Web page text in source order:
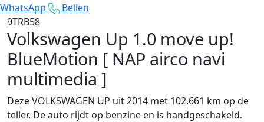
WhatsApp
Bellen
9TRB58
Volkswagen Up 1.0 move up!
BlueMotion [ NAP airco navi
multimedia ]
Deze VOLKSWAGEN UP uit 2014 met 102.661 km op de
teller. De auto rijdt op benzine en is handgeschakeld.